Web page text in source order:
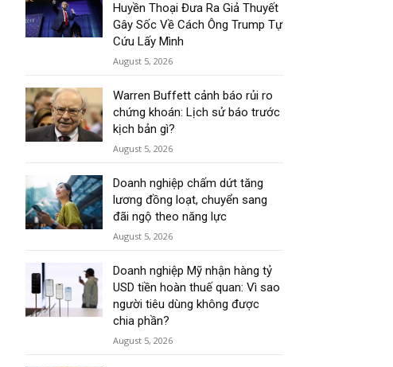
Huyền Thoại Đưa Ra Giả Thuyết
Gây Sốc Về Cách Ông Trump Tự
Cứu Lấy Mình
August 5, 2026
Warren Buffett cảnh báo rủi ro
chứng khoán: Lịch sử báo trước
kịch bản gì?
August 5, 2026
Doanh nghiệp chấm dứt tăng
lương đồng loạt, chuyển sang
đãi ngộ theo năng lực
August 5, 2026
Doanh nghiệp Mỹ nhận hàng tỷ
USD tiền hoàn thuế quan: Vì sao
người tiêu dùng không được
chia phần?
August 5, 2026